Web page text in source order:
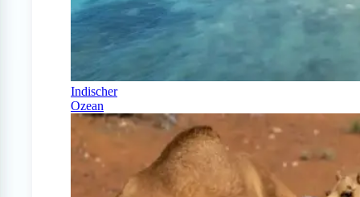
Indischer
Ozean